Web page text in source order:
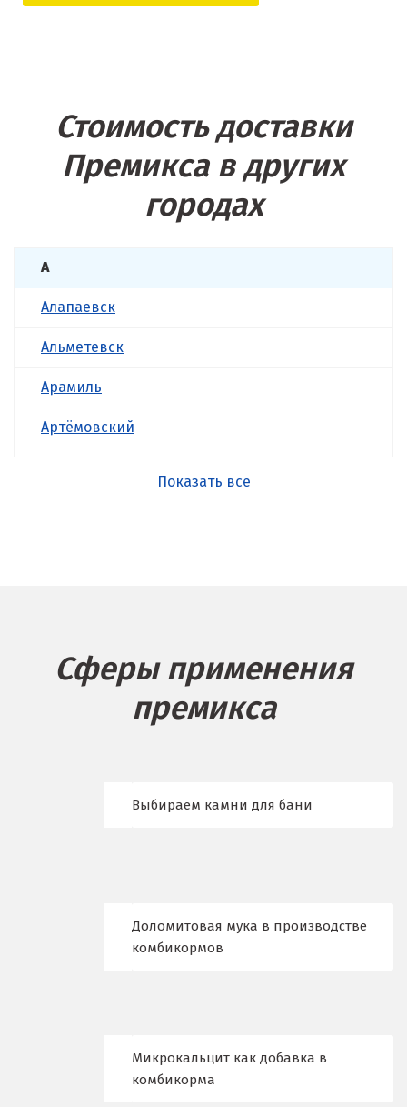
Стоимость доставки
Премикса в других
городах
А
Алапаевск
Альметевск
Арамиль
Артёмовский
Берёзовский
Верхняя Пышма
Показать все
Сферы применения
премикса
Выбираем камни для бани
Доломитовая мука в производстве
комбикормов
Микрокальцит как добавка в
комбикорма